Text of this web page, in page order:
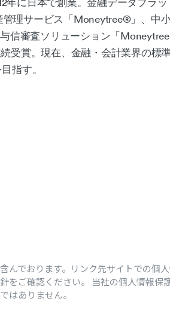
理サービス「Moneytree®︎」、中
信審査ソリューション「Moneytree
受賞。現在、金融・会計業界の標
指す。
んでおります。リンク先サイトでの個
をご確認ください。 当社の個人情報保
はありません。